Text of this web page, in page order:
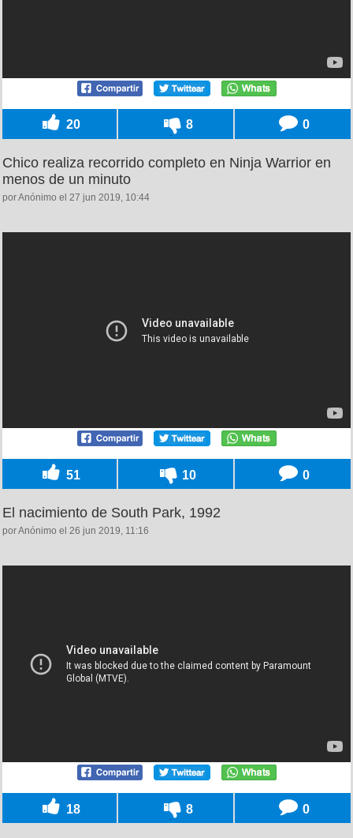
20 8 0
Chico realiza recorrido completo en Ninja Warrior en
menos de un minuto
por Anónimo el 27 jun 2019, 10:44
51 10 0
El nacimiento de South Park, 1992
por Anónimo el 26 jun 2019, 11:16
18 8 0